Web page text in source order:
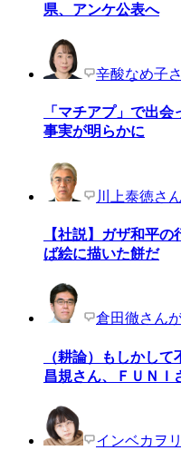
県、アンケ公表へ
辛酸なめ子
「マチアプ」で出
事実が明らかに
川上泰徳さ
【社説】ガザ和平
ば絵に描いた餅だ
倉田徹さん
（耕論）もしかし
昌規さん、ＦＵＮＩ
インベカヲ